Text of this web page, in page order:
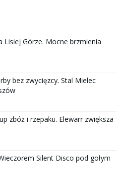
Lisiej Górze. Mocne brzmienia
bez zwycięzcy. Stal Mielec
zbóż i rzepaku. Elewarr zwiększa
Silent Disco pod gołym